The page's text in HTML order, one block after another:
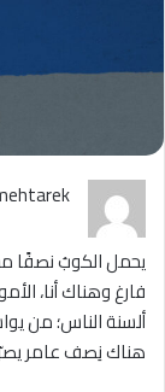
يحمل الكوبُ نصفًا
فارغ وهناك أنا،
ألسنة الناس؛ من
هناك نِصف عامر